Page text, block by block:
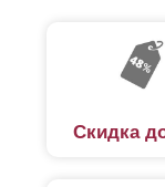
Скидка